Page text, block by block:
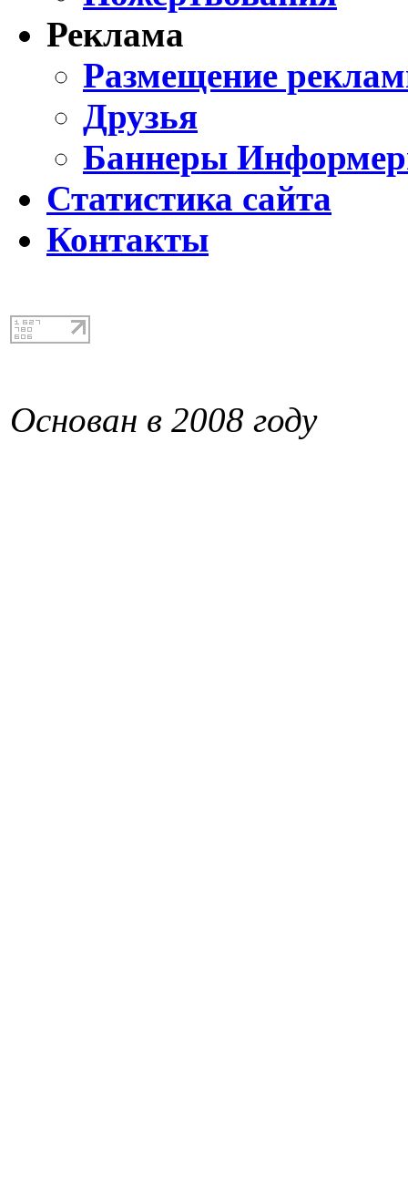
Реклама
Размещение
Друзья
Баннеры
Статистика сайта
Контакты
Основан в 2008 году